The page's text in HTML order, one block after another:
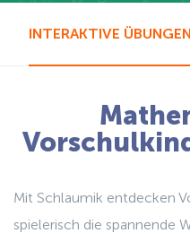
INTERAKTIVE ÜBUNGEN
Mit Schlaumik entdecken
spielerisch die spannende